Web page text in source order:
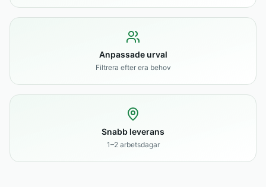
Anpassade urval
Filtrera efter era behov
Snabb leverans
1–2 arbetsdagar